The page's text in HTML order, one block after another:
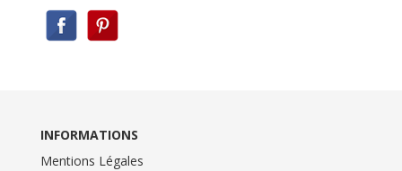
INFORMATIONS
Mentions Légales